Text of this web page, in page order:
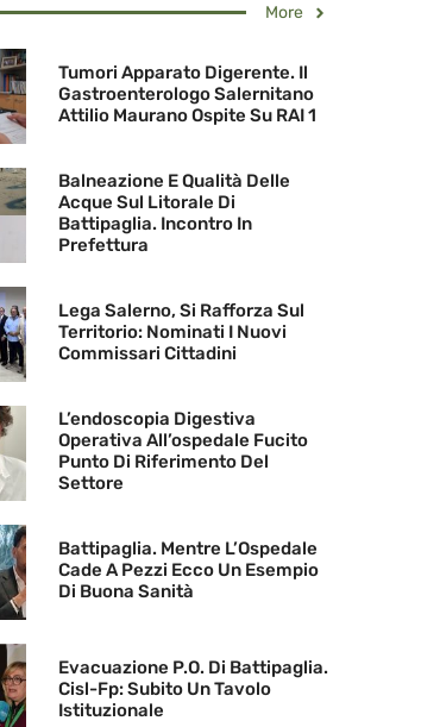
More
Tumori Apparato Digerente. Il
Gastroenterologo Salernitano
Attilio Maurano Ospite Su RAI 1
Balneazione E Qualità Delle
Acque Sul Litorale Di
Battipaglia. Incontro In
Prefettura
Lega Salerno, Si Rafforza Sul
Territorio: Nominati I Nuovi
Commissari Cittadini
L’endoscopia Digestiva
Operativa All’ospedale Fucito
Punto Di Riferimento Del
Settore
Battipaglia. Mentre L’Ospedale
Cade A Pezzi Ecco Un Esempio
Di Buona Sanità
Evacuazione P.O. Di Battipaglia.
Cisl-Fp: Subito Un Tavolo
Istituzionale